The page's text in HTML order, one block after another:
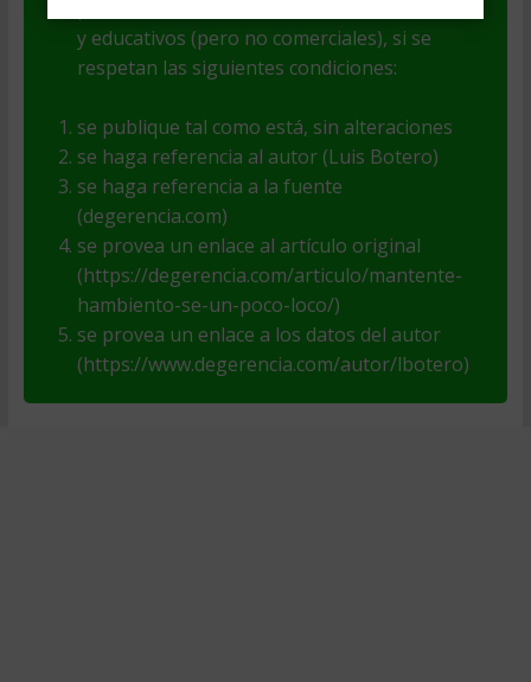
y educativos (pero no comerciales), si se
respetan las siguientes condiciones:
se publique tal como está, sin alteraciones
se haga referencia al autor (Luis Botero)
se haga referencia a la fuente
(degerencia.com)
se provea un enlace al artículo original
(https://degerencia.com/articulo/mantente-
hambiento-se-un-poco-loco/)
se provea un enlace a los datos del autor
(https://www.degerencia.com/autor/lbotero)